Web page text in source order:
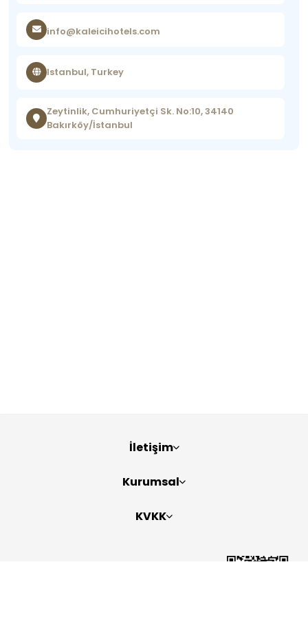
info@kaleicihotels.com
Istanbul, Turkey
Zeytinlik, Cumhuriyetçi Sk. No:10, 34140
Bakırköy/İstanbul
İletişim
Kurumsal
KVKK